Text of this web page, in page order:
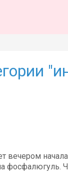
вечером
фосфалюгуль.